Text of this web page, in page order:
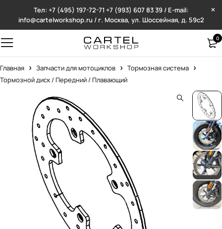
Тел: +7 (495) 197-72-71 +7 (993) 607 83 39 / E-mail:
info@cartelworkshop.ru / г. Москва, ул. Шоссейная, д. 59с2
0
Главная Запчасти для мотоциклов
Тормозная система
Тормозной диск / Передний / Плавающий